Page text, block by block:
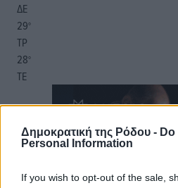
Δημοκρατική της Ρόδου -
Personal Information
If you wish to opt-out of the sale,
ΔΕ
29°
ΤΡ
28°
ΤΕ